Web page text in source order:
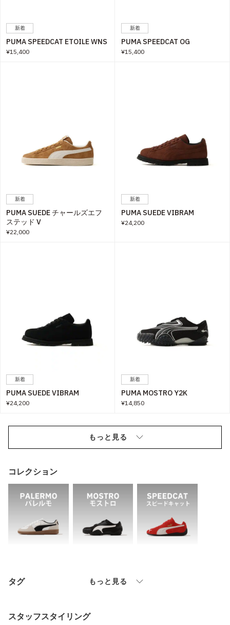
新着
PUMA SPEEDCAT ETOILE WNS
¥15,400
新着
PUMA SPEEDCAT OG
¥15,400
新着
PUMA SUEDE チャールズエフ
ステッド V
¥22,000
新着
PUMA SUEDE VIBRAM
¥24,200
新着
PUMA SUEDE VIBRAM
¥24,200
新着
PUMA MOSTRO Y2K
¥14,850
もっと見る
コレクション
タグ もっと見る
スタッフスタイリング